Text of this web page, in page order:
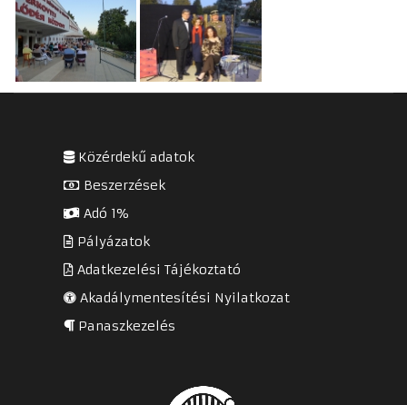
Közérdekű adatok
Beszerzések
Adó 1%
Pályázatok
Adatkezelési Tájékoztató
Akadálymentesítési Nyilatkozat
Panaszkezelés